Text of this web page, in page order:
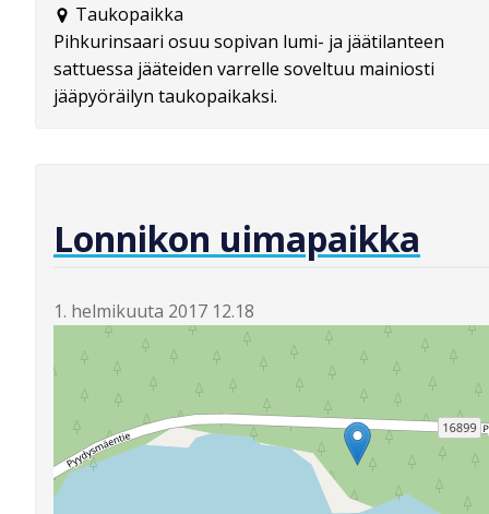
Taukopaikka
Pihkurinsaari osuu sopivan lumi- ja jäätilanteen
sattuessa jääteiden varrelle soveltuu mainiosti
jääpyöräilyn taukopaikaksi.
Lonnikon uimapaikka
1. helmikuuta 2017 12.18